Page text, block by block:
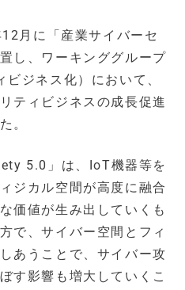
月に「産業サイバーセ
し、ワーキンググループ
ジネス化）において、
ティビジネスの成長促進
。
5.0」は、IoT機器等を
ジカル空間が高度に融合
価値が生み出していくも
で、サイバー空間とフィ
あうことで、サイバー攻
す影響も増大していくこ